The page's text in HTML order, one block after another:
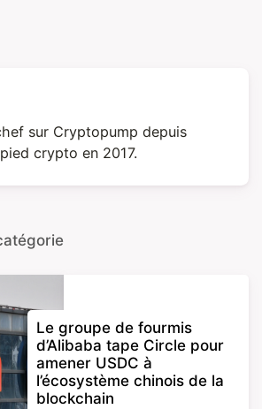
sur Cryptopump depuis
crypto en 2017.
Le groupe de fourmis
d’Alibaba tape Circle pour
amener USDC à
l’écosystème chinois de la
blockchain